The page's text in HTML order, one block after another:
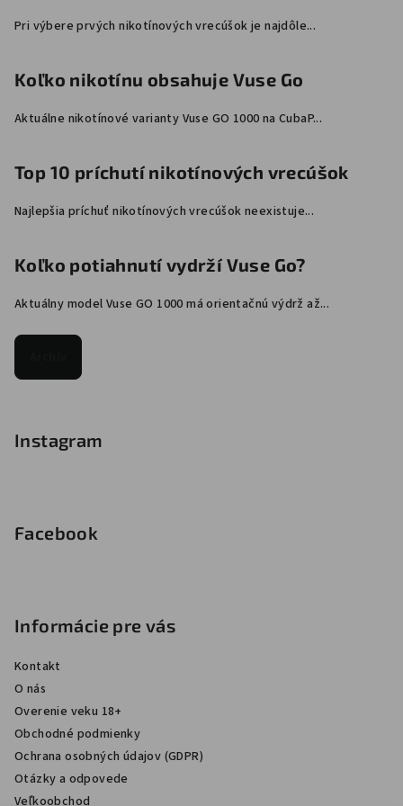
Pri výbere prvých nikotínových vrecúšok je najdôle...
Koľko nikotínu obsahuje Vuse Go
Aktuálne nikotínové varianty Vuse GO 1000 na CubaP...
Top 10 príchutí nikotínových vrecúšok
Najlepšia príchuť nikotínových vrecúšok neexistuje...
Koľko potiahnutí vydrží Vuse Go?
Aktuálny model Vuse GO 1000 má orientačnú výdrž až...
Instagram
Facebook
Informácie pre vás
Kontakt
O nás
Overenie veku 18+
Obchodné podmienky
Ochrana osobných údajov (GDPR)
Otázky a odpovede
Veľkoobchod